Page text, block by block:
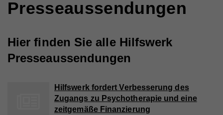
Presseaussendungen
Hier finden Sie alle Hilfswerk
Presseaussendungen
Hilfswerk fordert Verbesserung des
Zugangs zu Psychotherapie und eine
zeitgemäße Finanzierung